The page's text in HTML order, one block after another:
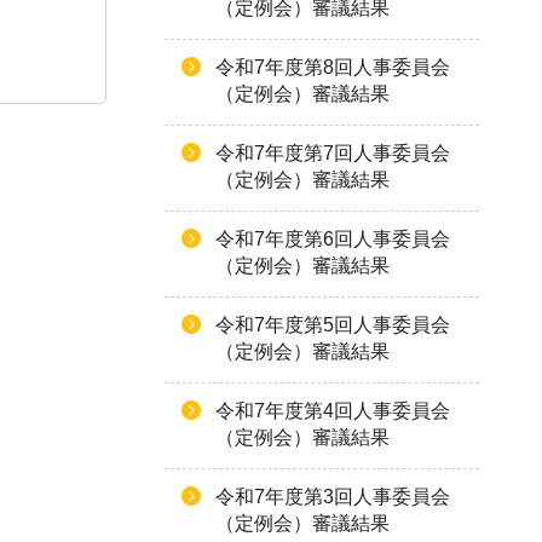
（定例会）審議結果
令和7年度第8回人事委員会
（定例会）審議結果
令和7年度第7回人事委員会
（定例会）審議結果
令和7年度第6回人事委員会
（定例会）審議結果
令和7年度第5回人事委員会
（定例会）審議結果
令和7年度第4回人事委員会
（定例会）審議結果
令和7年度第3回人事委員会
（定例会）審議結果